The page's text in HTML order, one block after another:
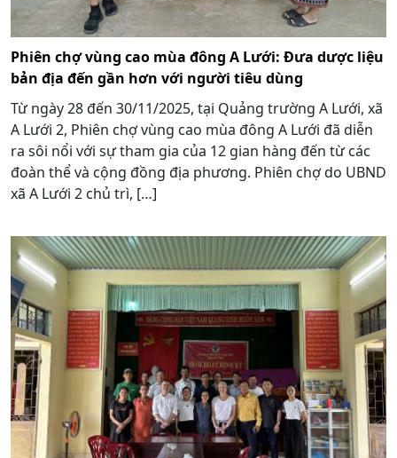
Phiên chợ vùng cao mùa đông A Lưới: Đưa dược liệu
bản địa đến gần hơn với người tiêu dùng
Từ ngày 28 đến 30/11/2025, tại Quảng trường A Lưới, xã
A Lưới 2, Phiên chợ vùng cao mùa đông A Lưới đã diễn
ra sôi nổi với sự tham gia của 12 gian hàng đến từ các
đoàn thể và cộng đồng địa phương. Phiên chợ do UBND
xã A Lưới 2 chủ trì, […]